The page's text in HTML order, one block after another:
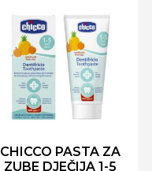
CHICCO PASTA ZA
ZUBE DJEČIJA 1-5